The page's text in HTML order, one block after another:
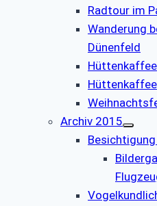
Radtour im
Wanderung
Dünenfeld
Hüttenkaffee
Hüttenkaffee
Archiv 2015